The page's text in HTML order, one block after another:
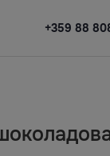
+359 88